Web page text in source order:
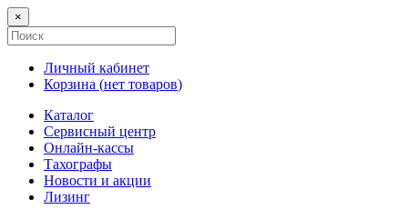
×
Личный кабинет
Корзина (нет товаров)
Каталог
Сервисный центр
Онлайн-кассы
Тахографы
Новости и акции
Лизинг